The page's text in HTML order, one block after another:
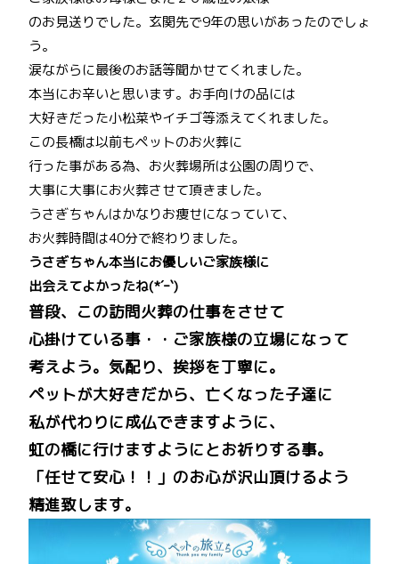
のお見送りでした。玄関先で9年の思いがあったのでしょ
う。
涙ながらに最後のお話等聞かせてくれました。
本当にお辛いと思います。お手向けの品には
大好きだった小松菜やイチゴ等添えてくれました。
この長橋は以前もペットのお火葬に
行った事がある為、お火葬場所は公園の周りで、
大事に大事にお火葬させて頂きました。
うさぎちゃんはかなりお痩せになっていて、
お火葬時間は40分で終わりました。
うさぎちゃん本当にお優しいご家族様に
出会えてよかったね(*´ｰ`)
普段、この訪問火葬の仕事をさせて
心掛けている事・・ご家族様の立場になって
考えよう。気配り、挨拶を丁寧に。
ペットが大好きだから、亡くなった子達に
私が代わりに成仏できますように、
虹の橋に行けますようにとお祈りする事。
「任せて安心！！」のお心が沢山頂けるよう
精進致します。